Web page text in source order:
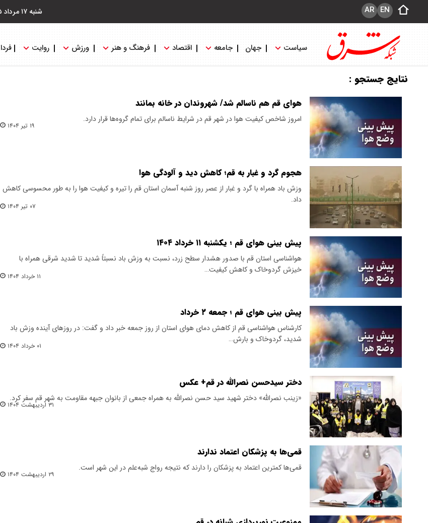
شنبه ۱۷ مرداد ۱۴۰۵ EN
AR
سیاست جهان جامعه اقتصاد فرهنگ و هنر ورزش روایت فردا
نتایج جستجو :
هوای قم هم ناسالم شد/ شهروندان در خانه بمانند
امروز شاخص کیفیت هوا در شهر قم در شرایط ناسالم برای تمام گروه‌ها قرار دارد.
۱۹ تیر ۱۴۰۴
هجوم گرد و غبار به قم؛ کاهش دید و آلودگی هوا
وزش باد همراه با گرد و غبار از عصر روز شنبه آسمان استان قم را تیره و کیفیت هوا را به‌ طور محسوسی کاهش
داد.
۰۷ تیر ۱۴۰۴
پیش بینی هوای قم ؛ یکشنبه ۱۱ خرداد ۱۴۰۴
هواشناسی استان قم با صدور هشدار سطح زرد، نسبت به وزش باد نسبتاً شدید تا شدید شرقی همراه با
خیزش گردوخاک و کاهش کیفیت…
۱۱ خرداد ۱۴۰۴
پیش بینی هوای قم ؛ جمعه ۲ خرداد
کارشناس هواشناسی قم از کاهش دمای هوای استان از روز جمعه خبر داد و گفت: در روزهای آینده وزش باد
شدید، گردوخاک و بارش…
۰۱ خرداد ۱۴۰۴
دختر سیدحسن نصرالله در قم+ عکس
«زینب نصرالله» دختر شهید سید حسن نصرالله به همراه جمعی از بانوان جبهه مقاومت به شهر قم سفر کرد.
۳۱ اردیبهشت ۱۴۰۴
قمی‌ها به پزشکان اعتماد ندارند
قمی‌ها کمترین اعتماد به پزشکان را دارند که نتیجه رواج شبه‌علم در این شهر است.
۲۹ اردیبهشت ۱۴۰۴